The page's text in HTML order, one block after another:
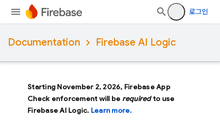
로그인
Documentation Firebase AI Logic
Starting November 2, 2026, Firebase App
Check enforcement will be requiredto use
Firebase AI Logic. Learn more.